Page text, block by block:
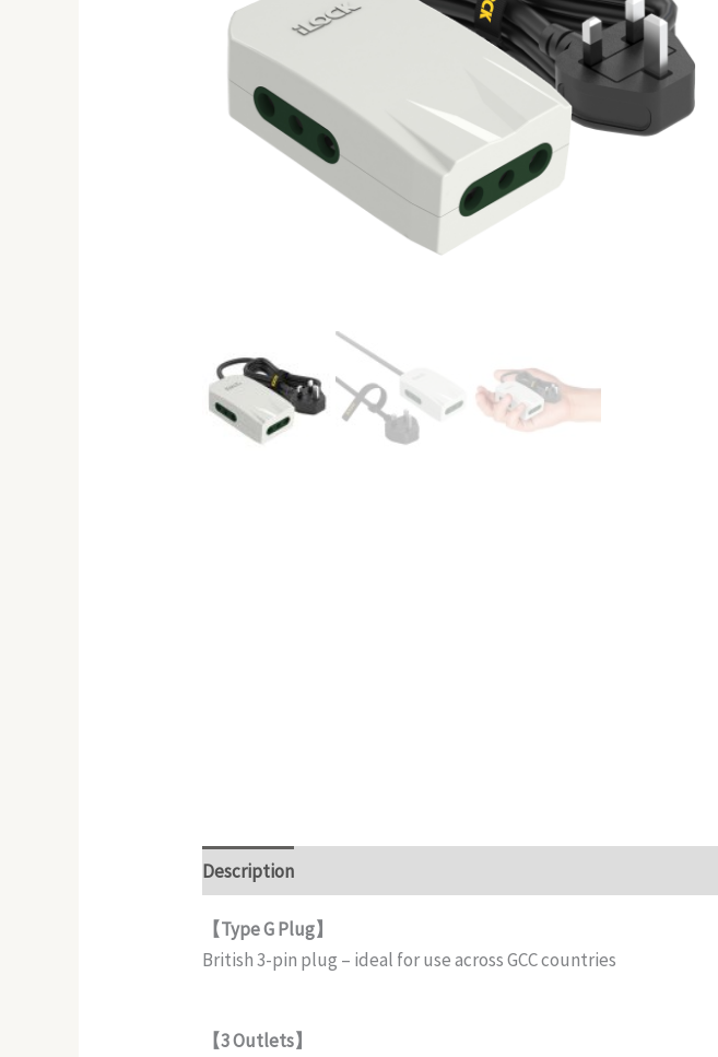
Description
【Type G Plug】
British 3-pin plug – ideal for use across GCC countries
【3 Outlets】